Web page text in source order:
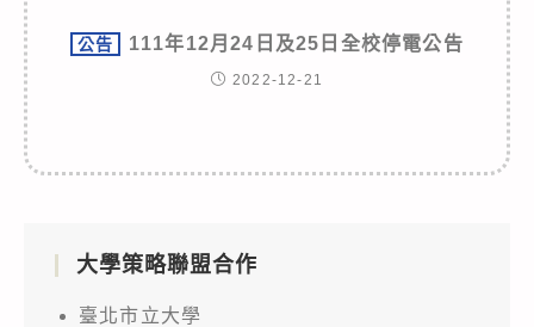
公告 111年12月24日及25日全校停電公告
2022-12-21
大學策略聯盟合作
臺北市立大學